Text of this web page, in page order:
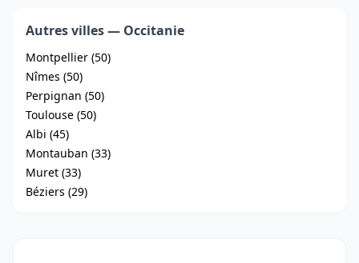
Autres villes — Occitanie
Montpellier (50)
Nîmes (50)
Perpignan (50)
Toulouse (50)
Albi (45)
Montauban (33)
Muret (33)
Béziers (29)